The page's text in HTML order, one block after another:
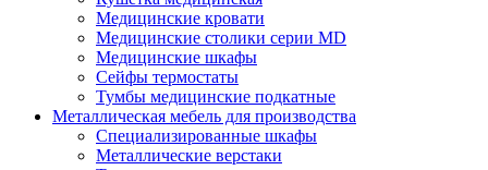
Медицинские кровати
Медицинские столики серии MD
Медицинские шкафы
Сейфы термостаты
Тумбы медицинские подкатные
Металлическая мебель для производства
Cпециализированные шкафы
Металлические верстаки